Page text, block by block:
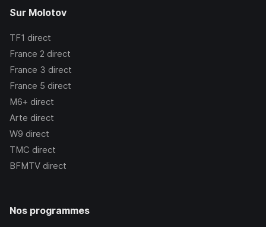
Sur Molotov
TF1 direct
France 2 direct
France 3 direct
France 5 direct
M6+ direct
Arte direct
W9 direct
TMC direct
BFMTV direct
Nos programmes